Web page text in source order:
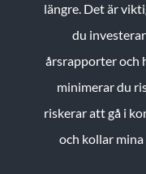
längre. Det är
du
årsrapporter och
minimerar du
riskerar att gå i
och kollar